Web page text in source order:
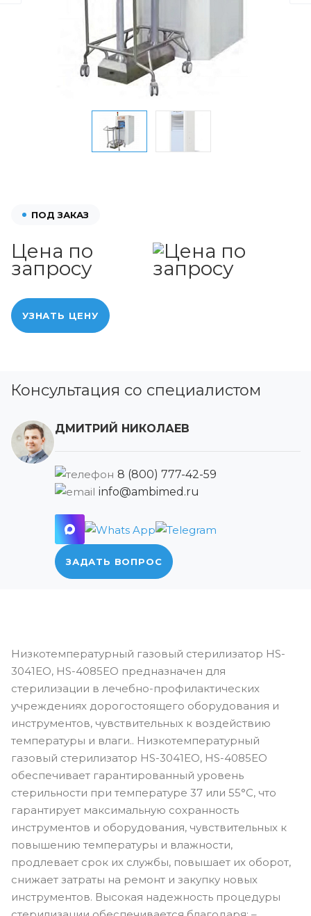
ПОД ЗАКАЗ
Цена по
запросу
УЗНАТЬ ЦЕНУ
Консультация со специалистом
ДМИТРИЙ НИКОЛАЕВ
8 (800) 777-42-59
info@ambimed.ru
ЗАДАТЬ ВОПРОС
Низкотемпературный газовый стерилизатор HS-
3041EO, HS-4085EO предназначен для
стерилизации в лечебно-профилактических
учреждениях дорогостоящего оборудования и
инструментов, чувствительных к воздействию
температуры и влаги.. Низкотемпературный
газовый стерилизатор HS-3041EO, HS-4085EO
обеспечивает гарантированный уровень
стерильности при температуре 37 или 55°С, что
гарантирует максимальную сохранность
инструментов и оборудования, чувствительных к
повышению температуры и влажности,
продлевает срок их службы, повышает их оборот,
снижает затраты на ремонт и закупку новых
инструментов. Высокая надежность процедуры